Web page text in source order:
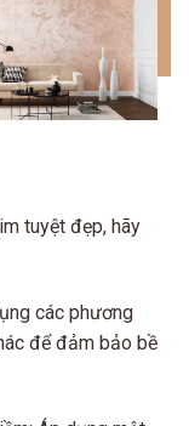
tuyệt đẹp, hãy
các phương
để đảm bảo bề